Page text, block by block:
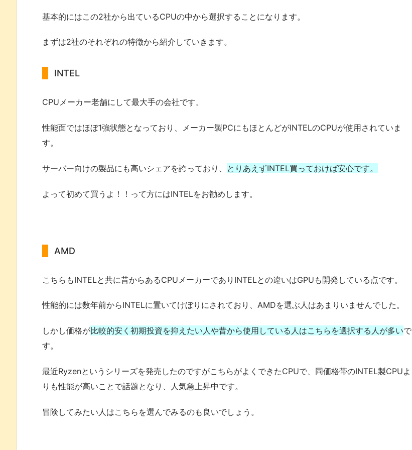
基本的にはこの2社から出ているCPUの中から選択することになります。
まずは2社のそれぞれの特徴から紹介していきます。
INTEL
CPUメーカー老舗にして最大手の会社です。
性能面ではほぼ1強状態となっており、メーカー製PCにもほとんどがINTELのCPUが使用されていま
す。
サーバー向けの製品にも高いシェアを誇っており、 とりあえずINTEL買っておけば安心です。
よって初めて買うよ！！って方にはINTELをお勧めします。
AMD
こちらもINTELと共に昔からあるCPUメーカーでありINTELとの違いはGPUも開発している点です。
性能的には数年前からINTELに置いてけぼりにされており、AMDを選ぶ人はあまりいませんでした。
しかし価格が比較的安く初期投資を抑えたい人や昔から使用している人はこちらを選択する人が多いで
す。
最近Ryzenというシリーズを発売したのですがこちらがよくできたCPUで、同価格帯のINTEL製CPUよ
りも性能が高いことで話題となり、人気急上昇中です。
冒険してみたい人はこちらを選んでみるのも良いでしょう。